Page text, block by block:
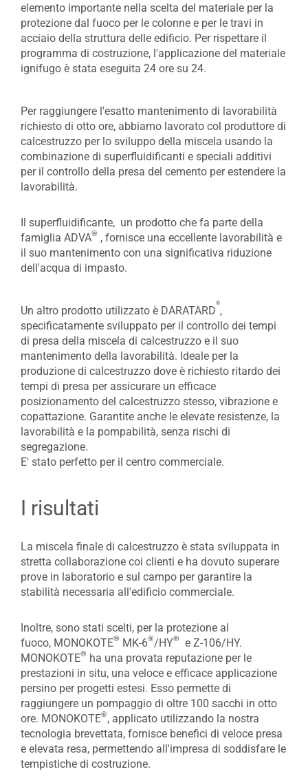
elemento importante nella scelta del materiale per la
protezione dal fuoco per le colonne e per le travi in
acciaio della struttura delle edificio. Per rispettare il
programma di costruzione, l'applicazione del materiale
ignifugo è stata eseguita 24 ore su 24.
Per raggiungere l'esatto mantenimento di lavorabilità
richiesto di otto ore, abbiamo lavorato col produttore di
calcestruzzo per lo sviluppo della miscela usando la
combinazione di superfluidificanti e speciali additivi
per il controllo della presa del cemento per estendere la
lavorabilità.
Il superfluidificante, un prodotto che fa parte della
famiglia ADVA® , fornisce una eccellente lavorabilità e
il suo mantenimento con una significativa riduzione
dell'acqua di impasto.
Un altro prodotto utilizzato è DARATARD
®
,
specificatamente sviluppato per il controllo dei tempi
di presa della miscela di calcestruzzo e il suo
mantenimento della lavorabilità. Ideale per la
produzione di calcestruzzo dove è richiesto ritardo dei
tempi di presa per assicurare un efficace
posizionamento del calcestruzzo stesso, vibrazione e
copattazione. Garantite anche le elevate resistenze, la
lavorabilità e la pompabilità, senza rischi di
segregazione.
E' stato perfetto per il centro commerciale.
I risultati
La miscela finale di calcestruzzo è stata sviluppata in
stretta collaborazione coi clienti e ha dovuto superare
prove in laboratorio e sul campo per garantire la
stabilità necessaria all'edificio commerciale.
Inoltre, sono stati scelti, per la protezione al
fuoco, MONOKOTE® MK-6®/HY®
e Z-106/HY.
MONOKOTE® ha una provata reputazione per le
prestazioni in situ, una veloce e efficace applicazione
persino per progetti estesi. Esso permette di
raggiungere un pompaggio di oltre 100 sacchi in otto
ore. MONOKOTE®, applicato utilizzando la nostra
tecnologia brevettata, fornisce benefici di veloce presa
e elevata resa, permettendo all'impresa di soddisfare le
tempistiche di costruzione.